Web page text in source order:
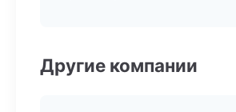
Другие компании